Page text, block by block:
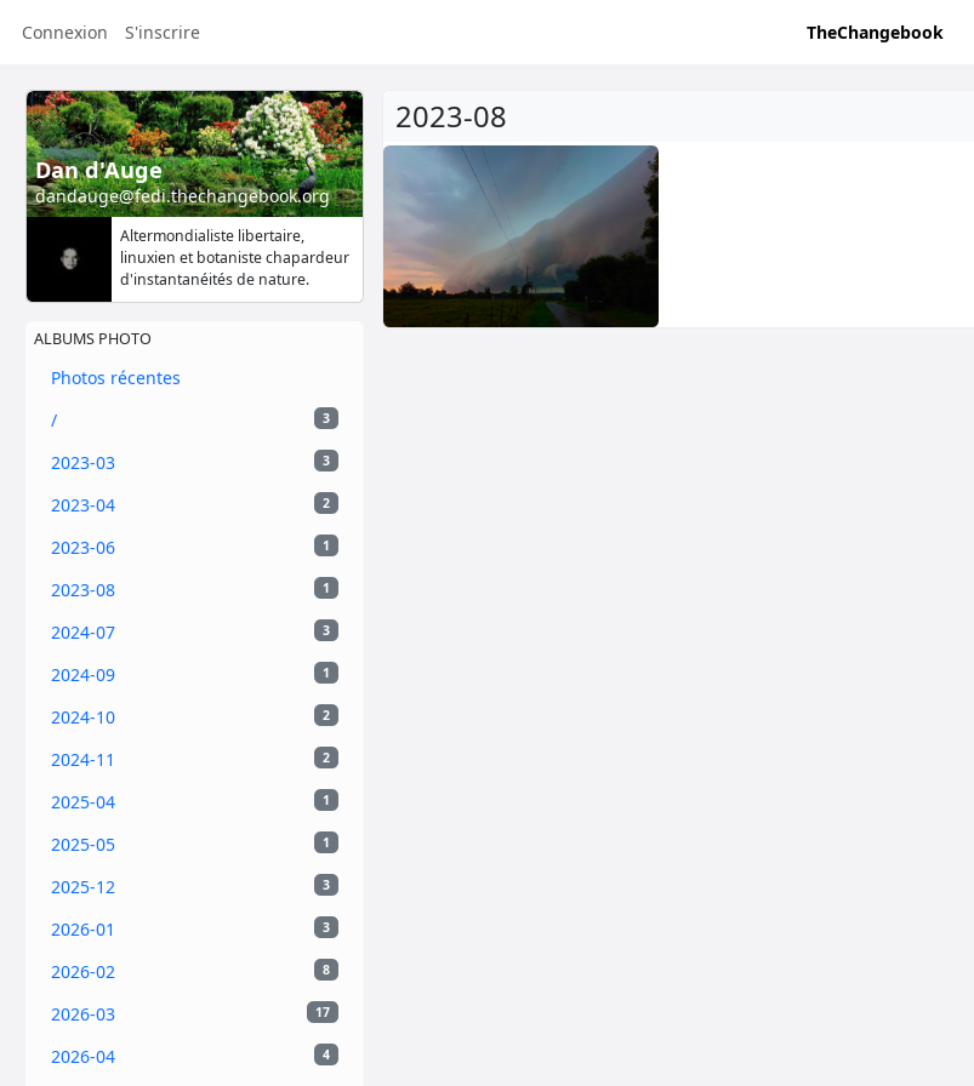
Connexion S'inscrire TheChangebook
Dan d'Auge
dandauge@fedi.thechangebook.org
Altermondialiste libertaire,
linuxien et botaniste chapardeur
d'instantanéités de nature.
ALBUMS PHOTO
Photos récentes
3
/
3
2023-03
2
2023-04
1
2023-06
1
2023-08
3
2024-07
1
2024-09
2
2024-10
2
2024-11
1
2025-04
1
2025-05
3
2025-12
3
2026-01
8
2026-02
17
2026-03
4
2026-04
2023-08